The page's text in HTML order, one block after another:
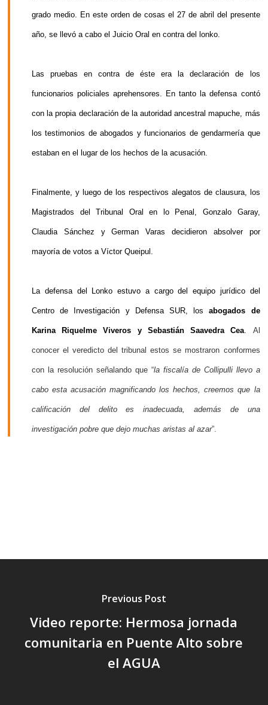
grado medio. En este orden de cosas el 27 de abril del presente
año, se llevó a cabo el Juicio Oral en contra del lonko.
Las pruebas en contra de éste era la declaración de los
funcionarios policiales aprehensores. En tanto la defensa contó
con la propia declaración de la autoridad ancestral mapuche, más
los testimonios de abogados y funcionarios de gendarmería que
estaban en el lugar de los hechos de la acusación.
Finalmente, y luego de los respectivos alegatos de clausura, los
Magistrados del Tribunal Oral en lo Penal, Gonzalo Garay,
Claudia Sánchez y German Varas decidieron absolver por
mayoría de votos a Víctor Queipul.
La defensa del Lonko estuvo a cargo del equipo jurídico del
Centro de Investigación y Defensa SUR, losabogados de
Karina Riquelme Viveros y Sebastián Saavedra Cea. Al
conocer el veredicto del tribunal estos se mostraron conformes
con la resolución señalando que “la fiscalía de Collipulli llevo a
cabo esta acusación magnificando los hechos, creemos que la
calificación del delito es inadecuada, además de una
investigación pobre que dejo muchas aristas al azar”.
Previous Post
Video reporte: Hermosa jornada
comunitaria en Puente Alto sobre
el AGUA